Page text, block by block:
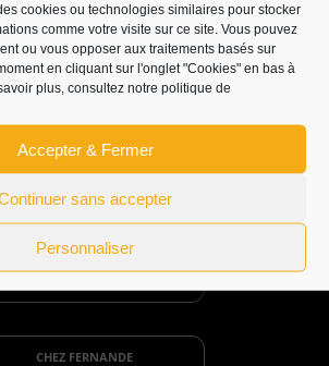
cookies ou technologies similaires pour stocker
comme votre visite sur ce site. Vous pouvez
ou vous opposer aux traitements basés sur
en cliquant sur l'onglet "Cookies" en bas à
plus, consultez notre politique de
Accepter & Fermer
sans accepter
Personnaliser
DESSOUS ↓
LAVAUR
4,6 / 5
★★★★★
1685 avis clients
CHEZ FERNANDE